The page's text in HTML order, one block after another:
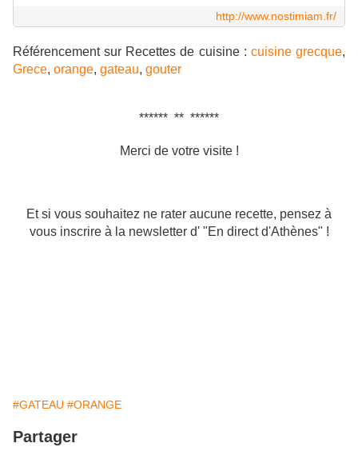
http://www.nostimiam.fr/
Référencement sur Recettes de cuisine : cuisine grecque,
Grece, orange, gateau, gouter
****** ** ******
Merci de votre visite !
Et si vous souhaitez ne rater aucune recette, pensez à
vous inscrire à la newsletter d' "En direct d'Athènes" !
#GATEAU #ORANGE
Partager